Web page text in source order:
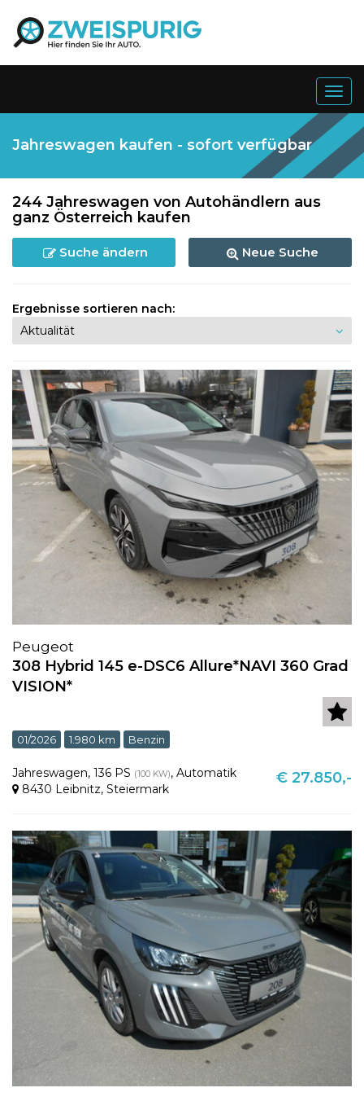
Jahreswagen kaufen - sofort verfügbar
244 Jahreswagen von Autohändlern aus
ganz Österreich kaufen
Suche ändern Neue Suche
Ergebnisse sortieren nach:
Peugeot
308 Hybrid 145 e-DSC6 Allure*NAVI 360 Grad
VISION*
01/2026 1.980 km Benzin
Jahreswagen, 136 PS (100 KW), Automatik
8430 Leibnitz, Steiermark
€ 27.850,-